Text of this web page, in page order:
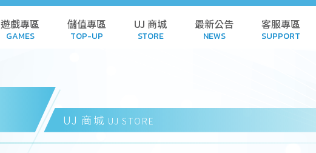
遊戲專區
GAMES
GAMES
PC GAMES
儲值專區
TOP-UP
HISTORY
UJ 商城
STORE
CART
REDEEM CODE
最新公告
NEWS
客服專區
SUPPORT
FAQ
UJ 商城 UJ STORE